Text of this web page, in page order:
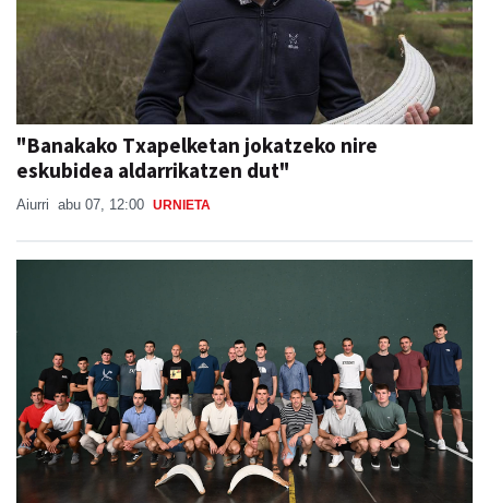
"Banakako Txapelketan jokatzeko nire
eskubidea aldarrikatzen dut"
Aiurri abu 07, 12:00 URNIETA